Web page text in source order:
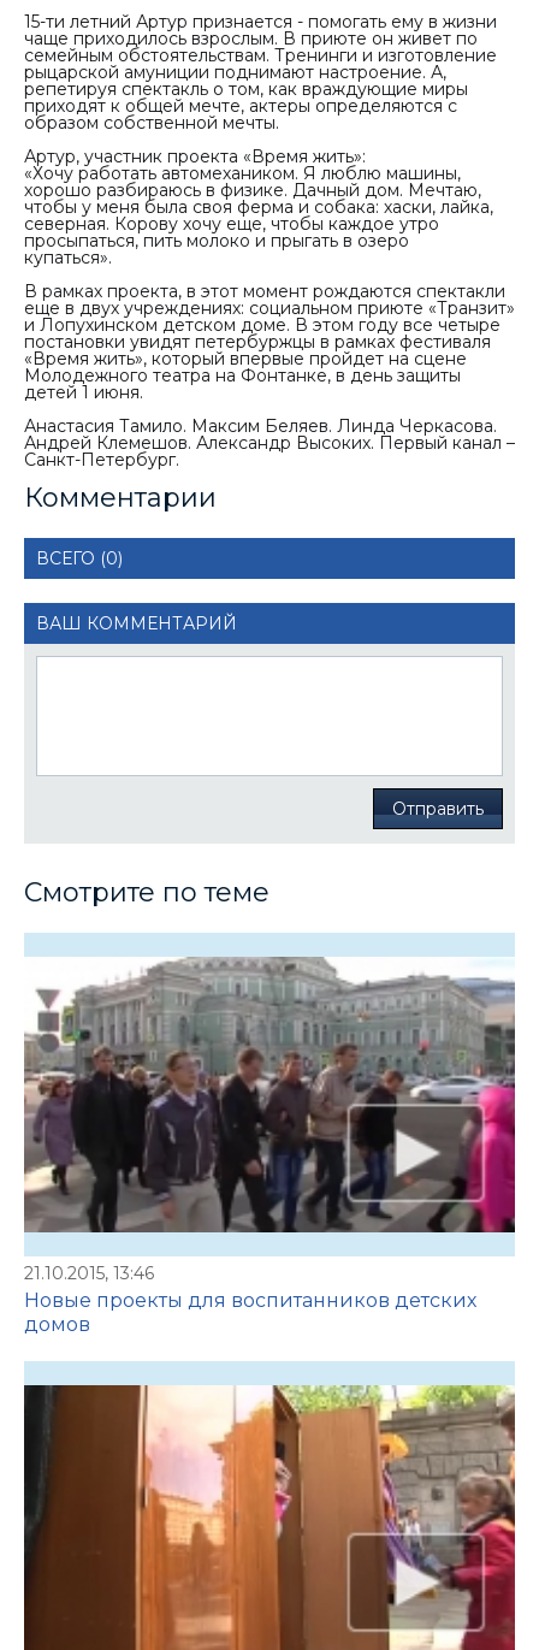
15-ти летний Артур признается - помогать ему в жизни
чаще приходилось взрослым. В приюте он живет по
семейным обстоятельствам. Тренинги и изготовление
рыцарской амуниции поднимают настроение. А,
репетируя спектакль о том, как враждующие миры
приходят к общей мечте, актеры определяются с
образом собственной мечты.
Артур, участник проекта «Время жить»:
«Хочу работать автомехаником. Я люблю машины,
хорошо разбираюсь в физике. Дачный дом. Мечтаю,
чтобы у меня была своя ферма и собака: хаски, лайка,
северная. Корову хочу еще, чтобы каждое утро
просыпаться, пить молоко и прыгать в озеро
купаться».
В рамках проекта, в этот момент рождаются спектакли
еще в двух учреждениях: социальном приюте «Транзит»
и Лопухинском детском доме. В этом году все четыре
постановки увидят петербуржцы в рамках фестиваля
«Время жить», который впервые пройдет на сцене
Молодежного театра на Фонтанке, в день защиты
детей 1 июня.
Анастасия Тамило. Максим Беляев. Линда Черкасова.
Андрей Клемешов. Александр Высоких. Первый канал –
Санкт-Петербург.
Комментарии
ВСЕГО (0)
ВАШ КОММЕНТАРИЙ
Отправить
Смотрите по теме
21.10.2015, 13:46
Новые проекты для воспитанников детских
домов